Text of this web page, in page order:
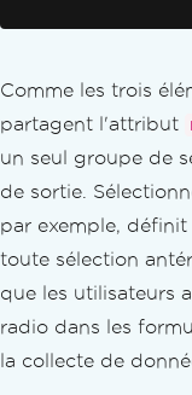
<
eltype' value
</body>
html
// Render
s become
PdfDocument
Comme les trois
partagent l'attribut
un seul groupe de
de sortie.
par exemple,
toute sélection
que les utilisateurs
radio dans les
la collecte de